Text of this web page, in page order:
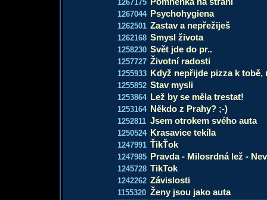
1267175
1267044 Psychohygiena
1262501 Zastav a nepřežiješ
1262168 Smysl života
1258230 Svět jde do pr..
1257727 Životní radosti
1255933 Když nepřijde pizza k tobě,
1255852 Stav mysli
1253864 Lež by se měla trestat!
1253164 Někdo z Prahy? ;-)
1252811 Jsem otrokem svého auta
1250524 Krasavice tekíla
1247991 ŤikŤok
1247985 Pravda - Milosrdná lež -
1245728 TikTok
1242262 Závislosti
1155320 Ženy jsou jako auta